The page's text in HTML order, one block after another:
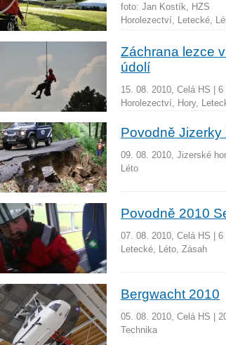
foto: Jan Kostík, HZS
Horolezectví, Letecké,
Záchrana lezce
údolí
15. 08. 2010, Celá HS
6
Horolezectví, Hory,
Povodně Jizerky
09. 08. 2010, Jizerské
Léto
Povodně 2010
07. 08. 2010, Celá HS
6
Letecké, Léto, Zásah
Bergwacht 2010
05. 08. 2010, Celá HS
Technika